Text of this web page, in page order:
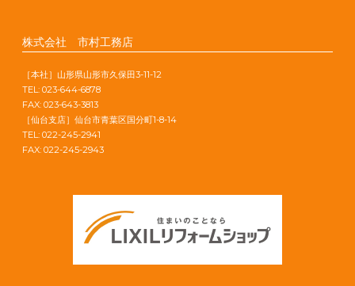
株式会社 市村工務店
［本社］山形県山形市久保田3-11-12
TEL: 023-644-6878
FAX: 023-643-3813
［仙台支店］仙台市青葉区国分町1-8-14
TEL: 022-245-2941
FAX: 022-245-2943